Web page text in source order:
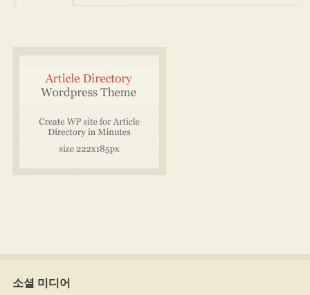
소셜 미디어